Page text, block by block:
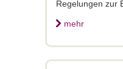
Regelungen zur
mehr